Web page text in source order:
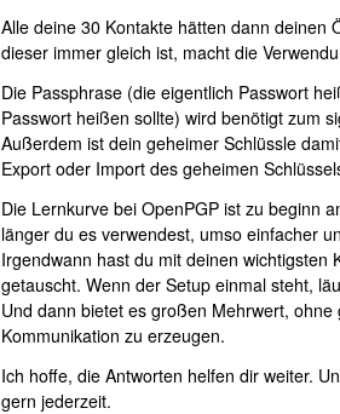
Alle deine 30 Kontakte hätten dann deinen
dieser immer gleich ist, macht die
Die Passphrase (die eigentlich Passwort
Passwort heißen sollte) wird benötigt zum
Außerdem ist dein geheimer Schlüssle
Export oder Import des geheimen
Die Lernkurve bei OpenPGP ist zu beginn
länger du es verwendest, umso einfacher
Irgendwann hast du mit deinen wichtigsten
getauscht. Wenn der Setup einmal steht,
Und dann bietet es großen Mehrwert,
Kommunikation zu erzeugen.
Ich hoffe, die Antworten helfen dir weiter.
gern jederzeit.